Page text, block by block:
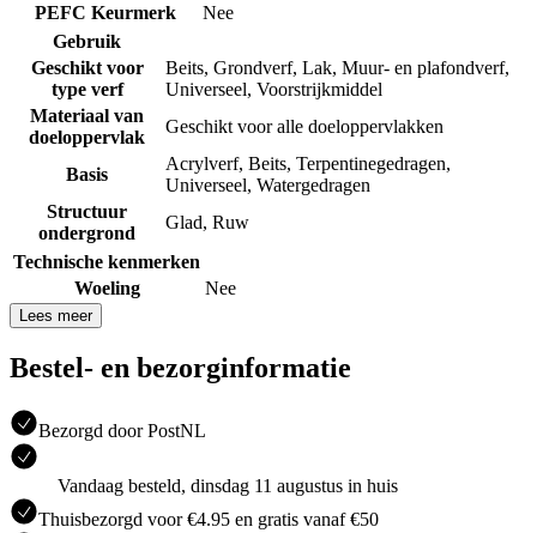
PEFC Keurmerk
Nee
Gebruik
Geschikt voor
type verf
Beits, Grondverf, Lak, Muur- en plafondverf,
Universeel, Voorstrijkmiddel
Materiaal van
doeloppervlak
Geschikt voor alle doeloppervlakken
Basis
Acrylverf, Beits, Terpentinegedragen,
Universeel, Watergedragen
Structuur
ondergrond
Glad, Ruw
Technische kenmerken
Woeling
Nee
Lees meer
Bestel- en bezorginformatie
Bezorgd door PostNL
Vandaag besteld, dinsdag 11 augustus in huis
Thuisbezorgd voor €4.95 en gratis vanaf €50